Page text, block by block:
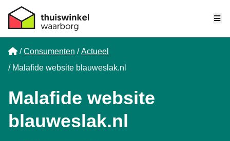
Home
Consumenten
Actueel
Malafide website blauweslak.nl
Malafide website
blauweslak.nl